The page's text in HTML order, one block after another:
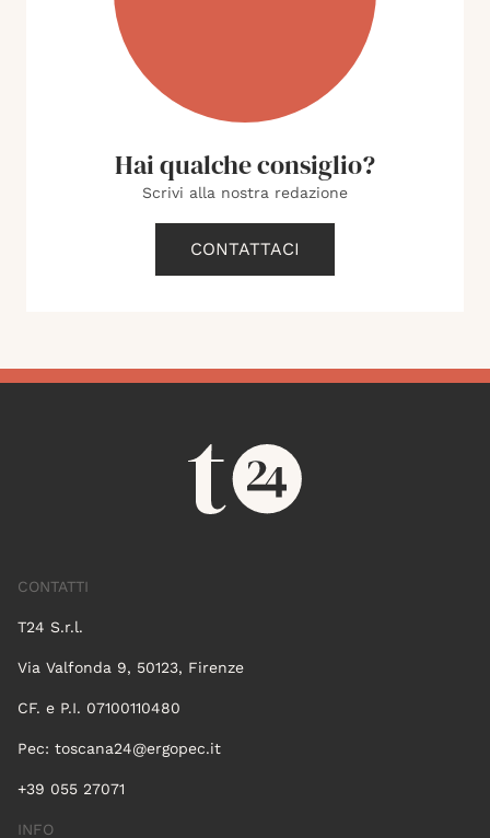
Hai qualche consiglio?
Scrivi alla nostra redazione
CONTATTACI
CONTATTI
T24 S.r.l.
Via Valfonda 9, 50123, Firenze
CF. e P.I. 07100110480
Pec: toscana24@ergopec.it
+39 055 27071
INFO